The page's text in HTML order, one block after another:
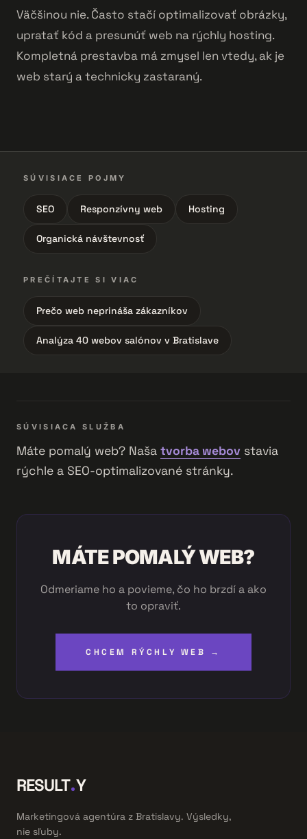
Väčšinou nie. Často stačí optimalizovať obrázky,
upratať kód a presunúť web na rýchly hosting.
Kompletná prestavba má zmysel len vtedy, ak je
web starý a technicky zastaraný.
SÚVISIACE POJMY
SEO Responzívny web Hosting
Organická návštevnosť
PREČÍTAJTE SI VIAC
Prečo web neprináša zákazníkov
Analýza 40 webov salónov v Bratislave
SÚVISIACA SLUŽBA
Máte pomalý web? Naša tvorba webov stavia
rýchle a SEO-optimalizované stránky.
MÁTE POMALÝ WEB?
Odmeriame ho a povieme, čo ho brzdí a ako
to opraviť.
CHCEM RÝCHLY WEB →
RESULT Y
Marketingová agentúra z Bratislavy. Výsledky,
nie sľuby.